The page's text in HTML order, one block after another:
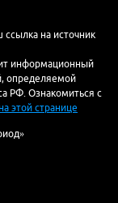
ссылка на источник
информационный
определяемой
РФ. Ознакомиться с
на этой странице